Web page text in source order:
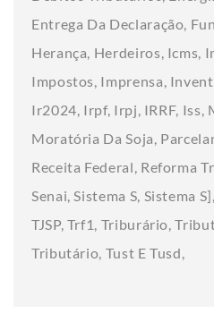
Entrega Da Declaração
Herança Herdeiros Icms
Impostos Imprensa
Ir2024 Irpf Irpj IRRF Iss
Moratória Da Soja
Receita Federal Reforma
Senai Sistema S Sistema S]
TJSP Trf1 Triburário
Tributário Tust E Tusd